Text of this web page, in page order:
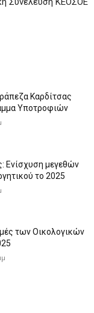
Καρδίτσας
Υποτροφιών
Ενίσχυση μεγεθών
το 2025
των Οικολογικών